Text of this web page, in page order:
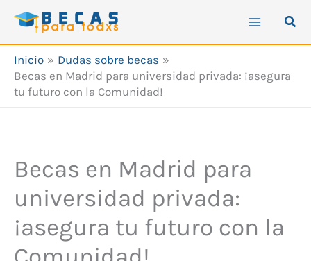
Inicio
Dudas sobre becas
Becas en Madrid para universidad privada: ¡asegura
tu futuro con la Comunidad!
Becas en Madrid para
universidad privada:
¡asegura tu futuro con la